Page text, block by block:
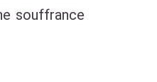
souffrance